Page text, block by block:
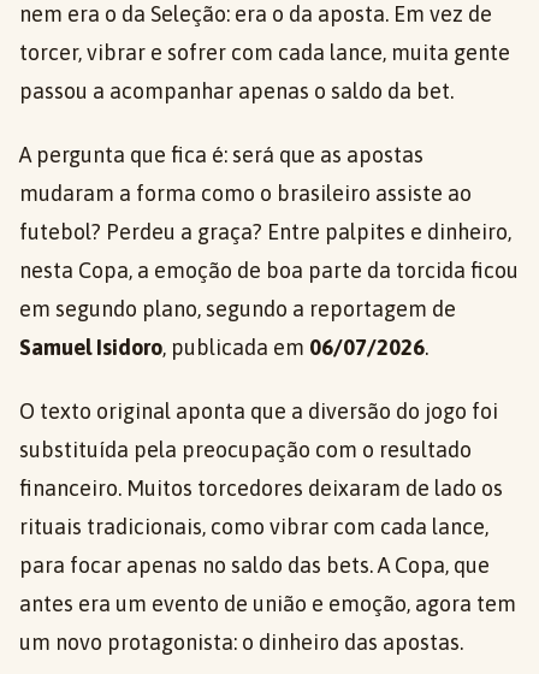
nem era o da Seleção: era o da aposta. Em vez de
torcer, vibrar e sofrer com cada lance, muita gente
passou a acompanhar apenas o saldo da bet.
A pergunta que fica é: será que as apostas
mudaram a forma como o brasileiro assiste ao
futebol? Perdeu a graça? Entre palpites e dinheiro,
nesta Copa, a emoção de boa parte da torcida ficou
em segundo plano, segundo a reportagem de
Samuel Isidoro, publicada em 06/07/2026.
O texto original aponta que a diversão do jogo foi
substituída pela preocupação com o resultado
financeiro. Muitos torcedores deixaram de lado os
rituais tradicionais, como vibrar com cada lance,
para focar apenas no saldo das bets. A Copa, que
antes era um evento de união e emoção, agora tem
um novo protagonista: o dinheiro das apostas.